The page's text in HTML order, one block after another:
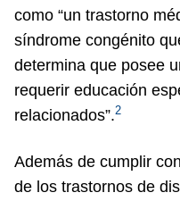
como “un trastorno
síndrome congénito
determina que posee
requerir educación
relacionados”.2
Además de cumplir
de los trastornos de